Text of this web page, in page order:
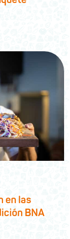
en las
BNA